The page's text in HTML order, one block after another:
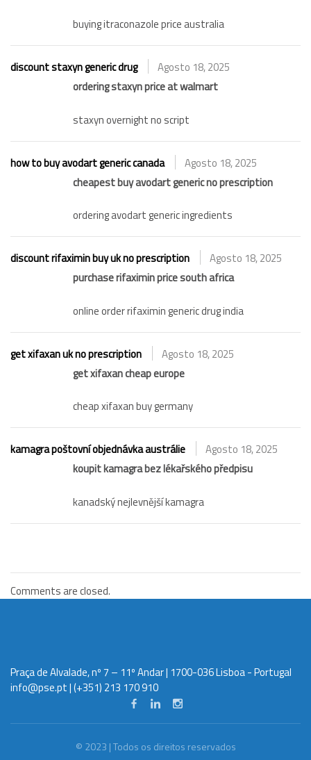
buying itraconazole price australia
discount staxyn generic drug
Agosto 18, 2025
ordering staxyn price at walmart
staxyn overnight no script
how to buy avodart generic canada
Agosto 18, 2025
cheapest buy avodart generic no prescription
ordering avodart generic ingredients
discount rifaximin buy uk no prescription
Agosto 18, 2025
purchase rifaximin price south africa
online order rifaximin generic drug india
get xifaxan uk no prescription
Agosto 18, 2025
get xifaxan cheap europe
cheap xifaxan buy germany
kamagra poštovní objednávka austrálie
Agosto 18, 2025
koupit kamagra bez lékařského předpisu
kanadský nejlevnější kamagra
Comments are closed.
Praça de Alvalade, nº 7 – 11º Andar | 1700-036 Lisboa - Portugal
info@pse.pt| (+351) 213 170 910
© 2023 | Todos os direitos reservados